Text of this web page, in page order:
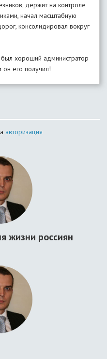
держит на контроле
начал масштабную
консолидировал вокруг
хороший администратор
он его получил!
авторизация
жизни россиян